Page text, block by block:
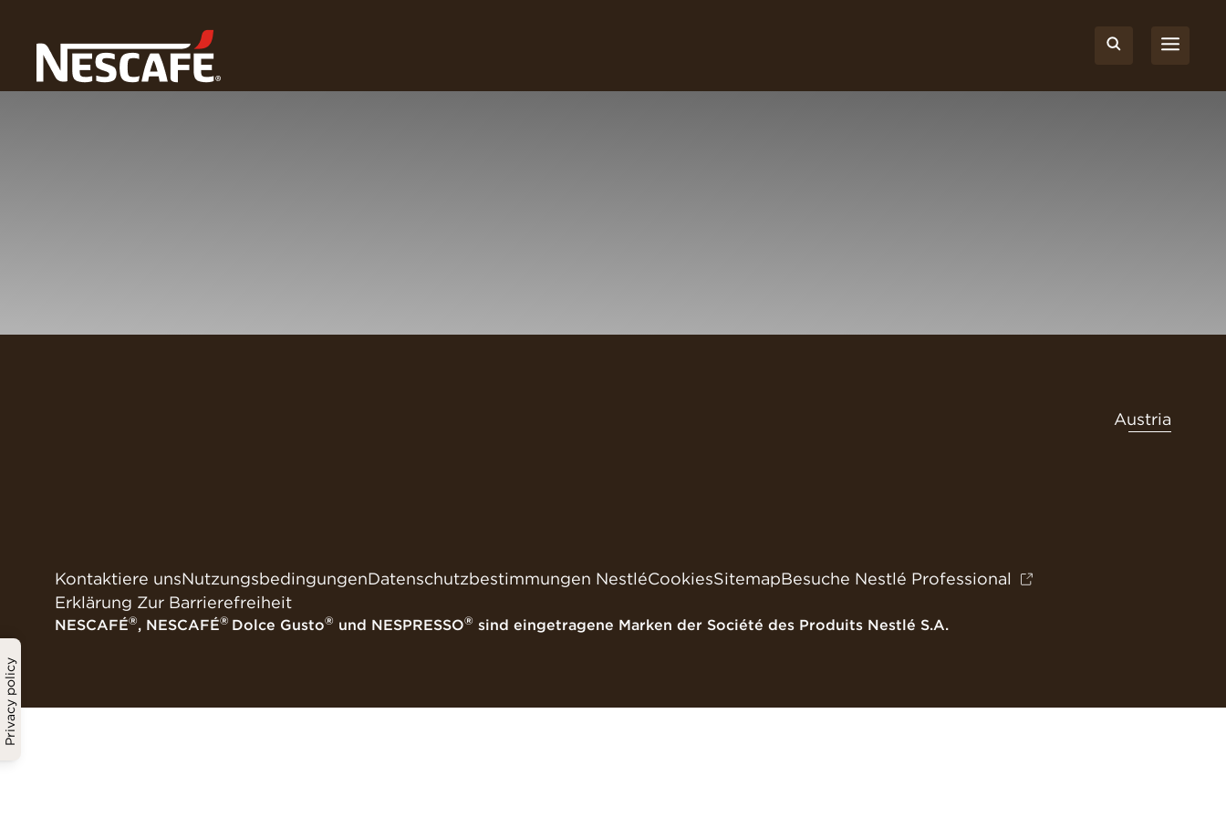
Privacy policy
Austria
Kontaktiere unsNutzungsbedingungenDatenschutzbestimmungen NestléCookiesSitemapBesuche Nestlé Professional
Erklärung Zur Barrierefreiheit
NESCAFÉ®, NESCAFÉ® Dolce Gusto® und NESPRESSO® sind eingetragene Marken der Société des Produits Nestlé S.A.